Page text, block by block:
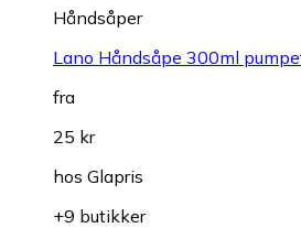
Håndsåper
Lano Håndsåpe 300ml
fra
25 kr
hos Glapris
+9 butikker